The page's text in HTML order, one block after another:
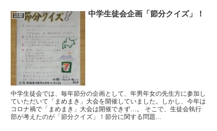
話題 中学生徒会企画「節分クイズ」！
中学生徒会では、毎年節分の企画として、年男年女の先生方に参加し
ていただいて「まめまき」大会を開催していました。しかし、今年は
コロナ禍で「まめまき」大会は開催できず…。 そこで、生徒会執行
部が考えたのが「節分クイズ」！節分に関する問題...